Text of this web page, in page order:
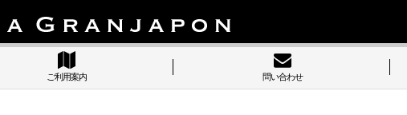
ご利用案内 問い合わせ